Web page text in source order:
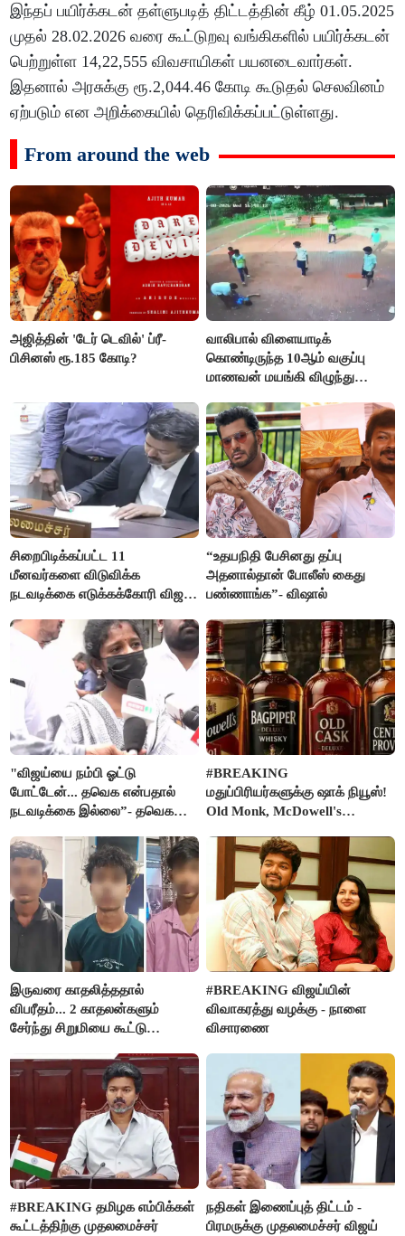
இந்தப் பயிர்க்கடன் தள்ளுபடித் திட்டத்தின் கீழ் 01.05.2025
முதல் 28.02.2026 வரை கூட்டுறவு வங்கிகளில் பயிர்க்கடன்
பெற்றுள்ள 14,22,555 விவசாயிகள் பயனடைவார்கள்.
இதனால் அரசுக்கு ரூ.2,044.46 கோடி கூடுதல் செலவினம்
ஏற்படும் என அறிக்கையில் தெரிவிக்கப்பட்டுள்ளது.
From around the web
அஜித்தின் 'டேர் டெவில்' ப்ரீ-
பிசினஸ் ரூ.185 கோடி?
வாலிபால் விளையாடிக்
கொண்டிருந்த 10ஆம் வகுப்பு
மாணவன் மயங்கி விழுந்து
சிறைபிடிக்கப்பட்ட 11
மீனவர்களை விடுவிக்க
நடவடிக்கை எடுக்கக்கோரி விஜய்
“உதயநிதி பேசினது தப்பு
அதனால்தான் போலீஸ் கைது
பண்ணாங்க”- விஷால்
"விஜய்யை நம்பி ஓட்டு
போட்டேன்... தவெக என்பதால்
நடவடிக்கை இல்லை”- தவெக
கதறல்
#BREAKING
மதுப்பிரியர்களுக்கு ஷாக் நியூஸ்!
Old Monk, McDowell's
FSSAI தடை
இருவரை காதலித்ததால்
விபரீதம்... 2 காதலன்களும்
சேர்ந்து சிறுமியை கூட்டு
செய்த கொடூரம்
#BREAKING விஜய்யின்
விவாகரத்து வழக்கு - நாளை
விசாரணை
#BREAKING தமிழக எம்பிக்கள்
கூட்டத்திற்கு முதலமைச்சர்
நதிகள் இணைப்புத் திட்டம் -
பிரமருக்கு முதலமைச்சர் விஜய்